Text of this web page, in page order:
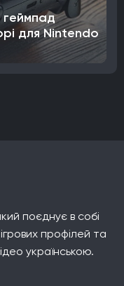
геймпад
для Nintendo
поєднує в собі
профілей та
українською.